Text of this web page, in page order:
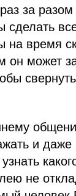
за разом
сделать
на время
он может
и даже
не